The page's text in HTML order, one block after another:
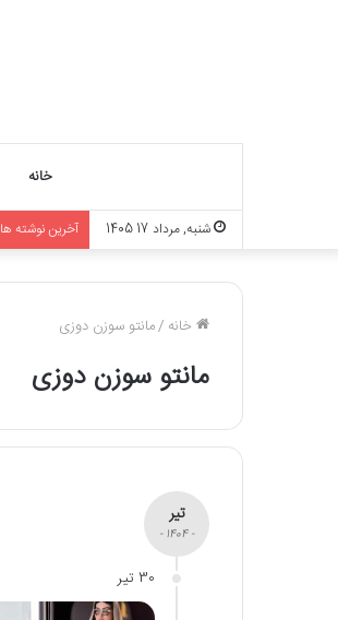
خانه
شنبه, مرداد 17 1405 آخرین نوشته ها
خانه /مانتو سوزن دوزی
مانتو سوزن دوزی
تیر
- 1404 -
30 تیر